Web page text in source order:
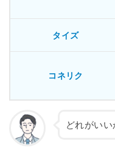
タイズ
コネリク
どれがい